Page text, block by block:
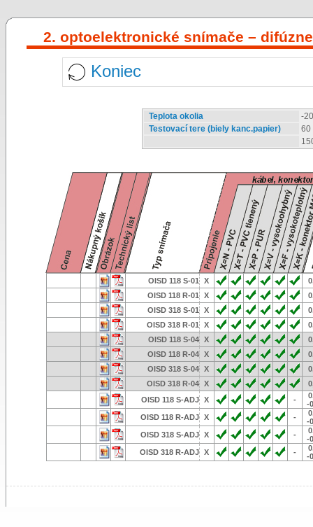
2. optoelektronické snímače –
Koniec
Teplota okolia
-
Testovací tere (biely kanc.papier)
60
OISD 118 S-01 X
OISD 118 R-01
X
OISD 318 S-01
X
OISD 318 R-01
X
OISD 118 S-04
X
OISD 118 R-04
X
OISD 318 S-04
X
OISD 318 R-04
X
OISD 118 S-ADJ
X -
-
OISD 118 R-ADJ
X -
-
OISD 318 S-ADJ
X -
-
OISD 318 R-ADJ
X -
-